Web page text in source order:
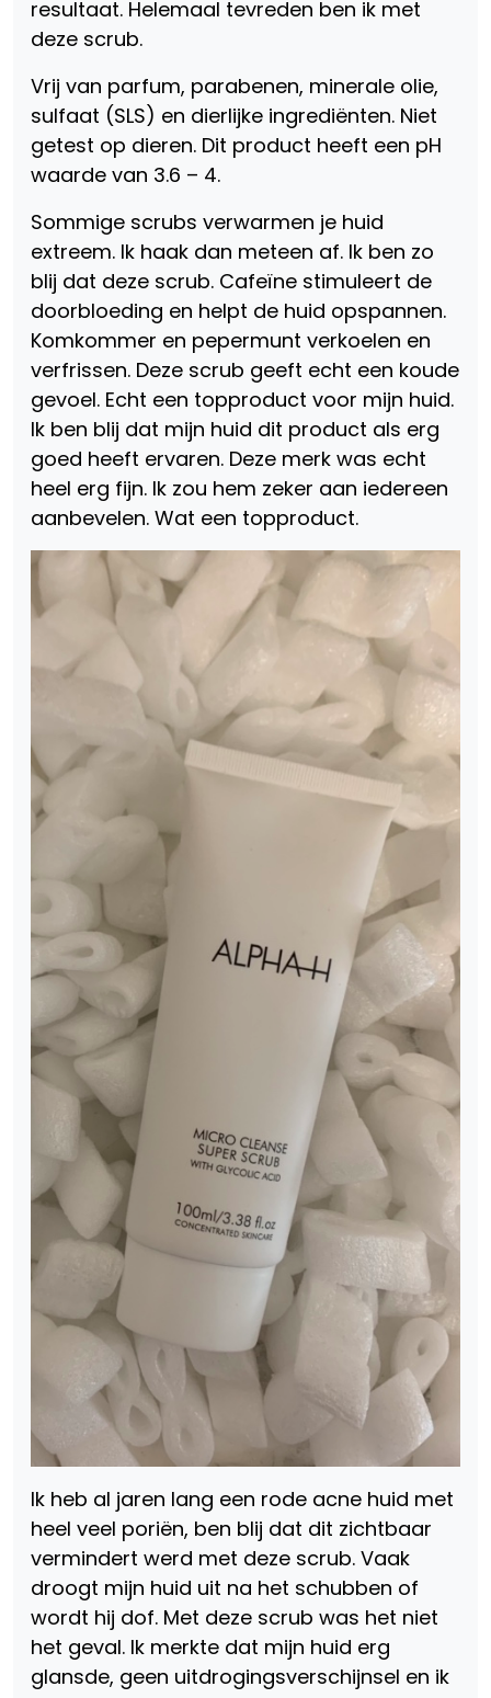
resultaat. Helemaal tevreden ben ik met
deze scrub.
Vrij van parfum, parabenen, minerale olie,
sulfaat (SLS) en dierlijke ingrediënten. Niet
getest op dieren. Dit product heeft een pH
waarde van 3.6 – 4.
Sommige scrubs verwarmen je huid
extreem. Ik haak dan meteen af. Ik ben zo
blij dat deze scrub. Cafeïne stimuleert de
doorbloeding en helpt de huid opspannen.
Komkommer en pepermunt verkoelen en
verfrissen. Deze scrub geeft echt een koude
gevoel. Echt een topproduct voor mijn huid.
Ik ben blij dat mijn huid dit product als erg
goed heeft ervaren. Deze merk was echt
heel erg fijn. Ik zou hem zeker aan iedereen
aanbevelen. Wat een topproduct.
Ik heb al jaren lang een rode acne huid met
heel veel poriën, ben blij dat dit zichtbaar
vermindert werd met deze scrub. Vaak
droogt mijn huid uit na het schubben of
wordt hij dof. Met deze scrub was het niet
het geval. Ik merkte dat mijn huid erg
glansde, geen uitdrogingsverschijnsel en ik